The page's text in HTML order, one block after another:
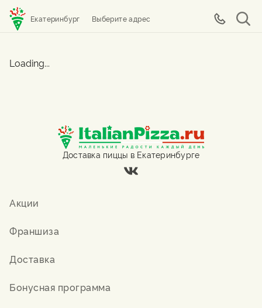
Екатеринбург Выберите адрес
Loading...
Доставка пиццы в Екатеринбурге
Акции
Франшиза
Доставка
Бонусная программа